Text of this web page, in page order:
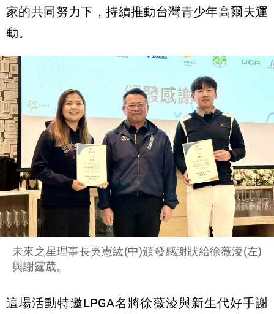
家的共同努力下，持續推動台灣青少年高爾夫運
動。
未來之星理事長吳憲紘(中)頒發感謝狀給徐薇淩(左)
與謝霆葳。
這場活動特邀LPGA名將徐薇淩與新生代好手謝